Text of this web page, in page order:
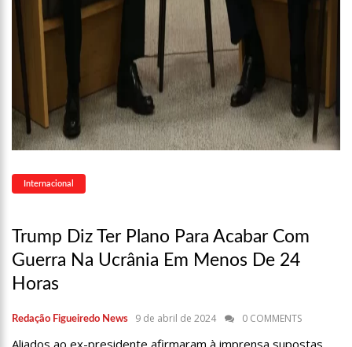
15:36
PF apreende carros de luxo de empresa do Faraó dos
Bitcoins
15:31
Fátima Bernardes relembra reação dos filhos com
descoberta de namoro
15:14
Anúncio da OMS ainda não significa o fim da pandemia de
Covid-19; entenda
14:48
Com mais de 1,2 mil cadastros, Águas de Manaus comemora
sucesso do Programa Afluentes e enaltece papel do líder
comunitário
14:34 Programa Ronda Escolar da Prefeitura de Manaus ganha
12:02 AAM conquista aumento no rateio do MAC para os municípios
11:20
Sonia Abrão é criticada nas redes sociais após ‘Linha Direta’
recordar assassinato de Eloá
10:55 Lula chega a Londres para coroação do Rei Charles III
baixar vidro
Internacional
Trump Diz Ter Plano Para Acabar Com
Guerra Na Ucrânia Em Menos De 24
Horas
Redação Figueiredo News 9 de abril de 2024 0 COMMENTS
Aliados ao ex-presidente afirmaram à imprensa supostas